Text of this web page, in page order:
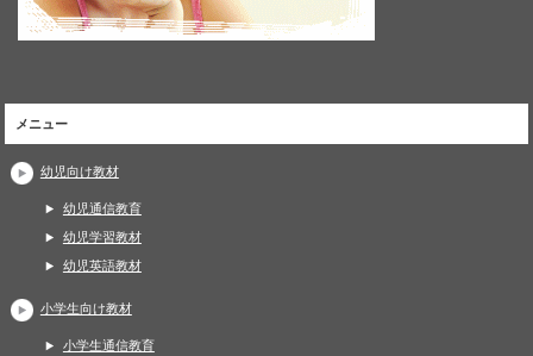
メニュー
幼児向け教材
幼児通信教育
幼児学習教材
幼児英語教材
小学生向け教材
小学生通信教育